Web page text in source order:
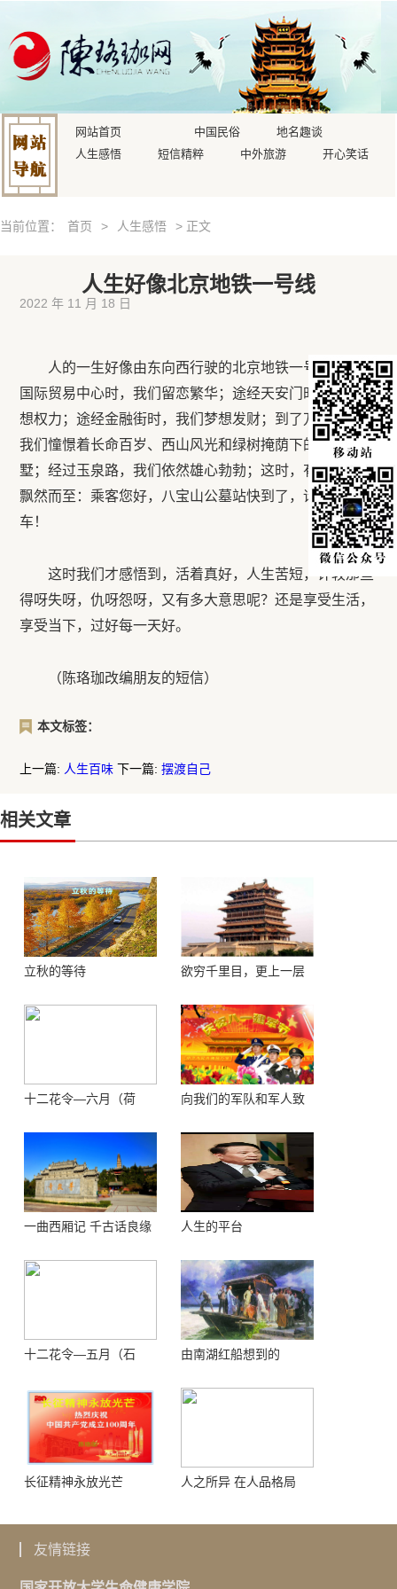
网站首页 中国民俗
地名趣谈
人生感悟
短信精粹 中外旅游 开心笑话
当前位置： 首页 > 人生感悟 > 正文
人生好像北京地铁一号线
2022 年 11 月 18 日
人的一生好像由东向西行驶的北京地铁一号线：途经
国际贸易中心时，我们留恋繁华；途经天安门时，我们幻
想权力；途经金融街时，我们梦想发财；到了万寿路时，
我们憧憬着长命百岁、西山风光和绿树掩荫下的红瓦别
墅；经过玉泉路，我们依然雄心勃勃；这时，有一个声音
飘然而至：乘客您好，八宝山公墓站快到了，请您准备下
车！
这时我们才感悟到，活着真好，人生苦短，计较那些
得呀失呀，仇呀怨呀，又有多大意思呢？还是享受生活，
享受当下，过好每一天好。
（陈珞珈改编朋友的短信）
本文标签：
上一篇: 人生百味 下一篇:摆渡自己
相关文章
立秋的等待
欲穷千里目，更上一层
十二花令—六月（荷
向我们的军队和军人致
一曲西厢记 千古话良缘 人生的平台
十二花令—五月（石
由南湖红船想到的
长征精神永放光芒 人之所异 在人品格局
友情链接